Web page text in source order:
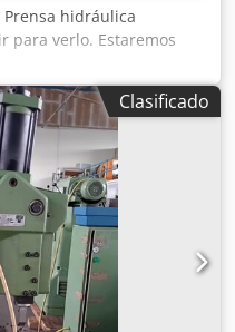
Prensa hidráulica
para verlo. Estaremos
de transporte
factura adecuada.
neta para clientes
un número de
Aevux Spsfijf Sujeto a
y echa un vistazo a
de empresas y las
son propiedad de sus
identificar y
desviaciones
en la descripción
Clasificado